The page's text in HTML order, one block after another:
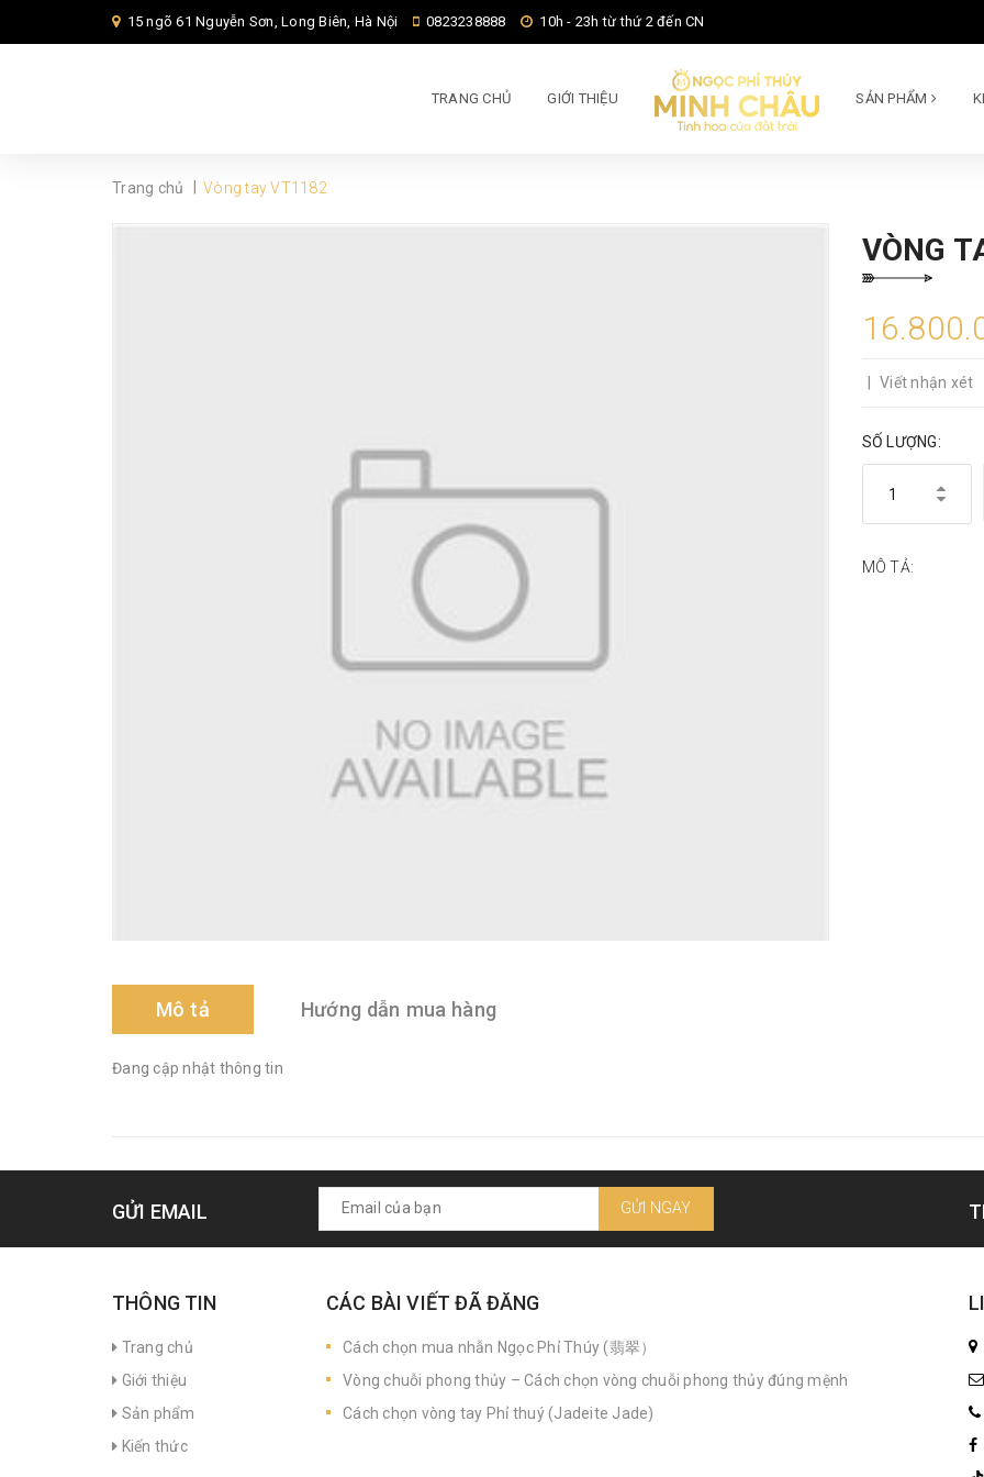
15 ngõ 61 Nguyễn Sơn, Long Biên, Hà Nội 0823238888 10h - 23h từ thứ 2 đến CN
TRANG CHỦ GIỚI THIỆU SẢN PHẨM
Trang chủ Vòng tay VT1182
VÒNG
Viết nhận xét
SỐ LƯỢNG:
MÔ TẢ:
Mô tả Hướng dẫn mua hàng
Đang cập nhật thông tin
GỬI EMAIL GỬI NGAY
THÔNG TIN
Trang chủ
Giới thiệu
Sản phẩm
Kiến thức
CÁC BÀI VIẾT ĐÃ ĐĂNG
Cách chọn mua nhẫn Ngọc Phỉ Thúy (翡翠）
Vòng chuỗi phong thủy – Cách chọn vòng chuỗi phong thủy đúng mệnh
Cách chọn vòng tay Phỉ thuý (Jadeite Jade)